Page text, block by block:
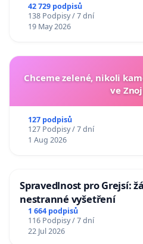
42 729 podpisů
138 Podpisy / 7 dní
19 May 2026
Chceme zelené, nikoli
ve
127 podpisů
127 Podpisy / 7 dní
1 Aug 2026
Spravedlnost pro Grejsí:
nestranné vyšetření
1 664 podpisů
116 Podpisy / 7 dní
22 Jul 2026